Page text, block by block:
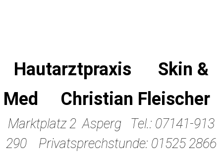
Hautarztpraxis Skin &
Med Christian Fleischer
Marktplatz 2 Asperg Tel.: 07141-913
290 Privatsprechstunde: 01525 2866